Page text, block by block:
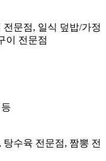
문점, 일식 덮밥/가정
이 전문점
수육 전문점, 짬뽕 전